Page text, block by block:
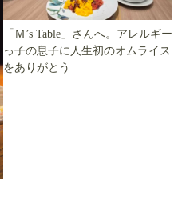
「Ｍ’s Table」さんへ。アレルギー
っ子の息子に人生初のオムライス
をありがとう